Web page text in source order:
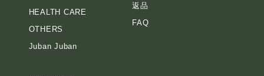
HEALTH CARE
OTHERS
Juban Juban
返品
FAQ